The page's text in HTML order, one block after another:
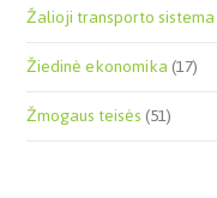
Žalioji transporto sistema
Žiedinė ekonomika(17)
Žmogaus teisės(51)